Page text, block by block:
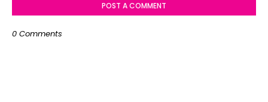
POST A COMMENT
0 Comments